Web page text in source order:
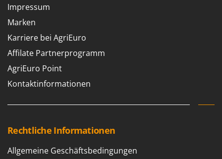
Impressum
Marken
Karriere bei AgriEuro
Affilate Partnerprogramm
AgriEuro Point
Kontaktinformationen
Rechtliche Informationen
Allgemeine Geschäftsbedingungen